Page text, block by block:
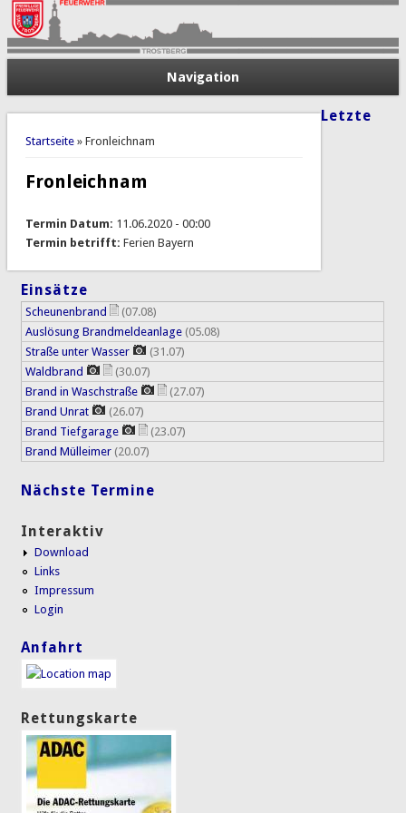
Navigation
Sie sind hier
Startseite» Fronleichnam
Fronleichnam
Termin Datum: 11.06.2020 - 00:00
Termin betrifft: Ferien Bayern
Letzte
Einsätze
Scheunenbrand
(07.08)
Auslösung Brandmeldeanlage (05.08)
Straße unter Wasser
(31.07)
Waldbrand
(30.07)
Brand in Waschstraße
(27.07)
Brand Unrat
(26.07)
Brand Tiefgarage
(23.07)
Brand Mülleimer (20.07)
Nächste Termine
Interaktiv
Download
Links
Impressum
Login
Anfahrt
Rettungskarte